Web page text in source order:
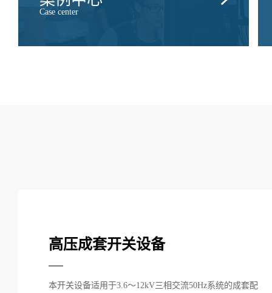
Case center
高压成套开关设备
本开关设备适用于3.6～12kV三相交流50Hz系统的成套配